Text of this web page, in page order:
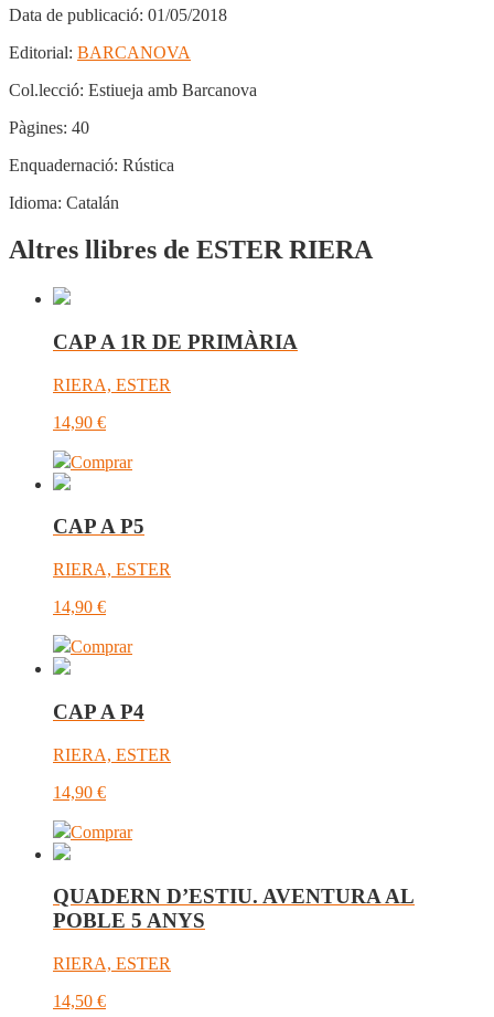
Data de publicació: 01/05/2018
Editorial: BARCANOVA
Col.lecció: Estiueja amb Barcanova
Pàgines: 40
Enquadernació: Rústica
Idioma: Catalán
Altres llibres de ESTER RIERA
CAP A 1R DE PRIMÀRIA
RIERA, ESTER
14,90 €
Comprar
CAP A P5
RIERA, ESTER
14,90 €
Comprar
CAP A P4
RIERA, ESTER
14,90 €
Comprar
QUADERN D’ESTIU. AVENTURA AL
POBLE 5 ANYS
RIERA, ESTER
14,50 €